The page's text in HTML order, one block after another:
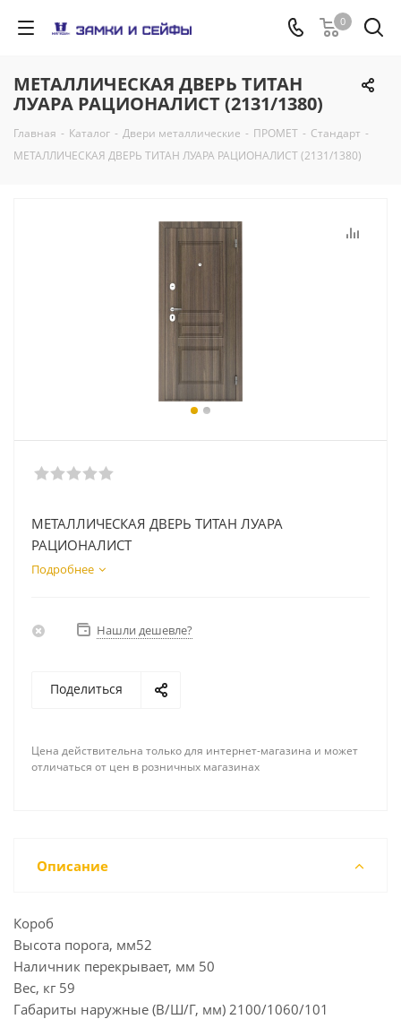
0
МЕТАЛЛИЧЕСКАЯ ДВЕРЬ ТИТАН
ЛУАРА РАЦИОНАЛИСТ (2131/1380)
Главная - Каталог - Двери металлические - ПРОМЕТ - Стандарт -
МЕТАЛЛИЧЕСКАЯ ДВЕРЬ ТИТАН ЛУАРА РАЦИОНАЛИСТ (2131/1380)
МЕТАЛЛИЧЕСКАЯ ДВЕРЬ ТИТАН ЛУАРА
РАЦИОНАЛИСТ
Подробнее
Нашли дешевле?
Поделиться
Цена действительна только для интернет-магазина и может
отличаться от цен в розничных магазинах
Описание
Короб
Высота порога, мм52
Наличник перекрывает, мм 50
Вес, кг 59
Габариты наружные (В/Ш/Г, мм) 2100/1060/101